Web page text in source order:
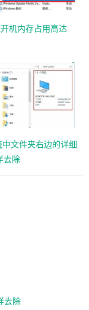
机内存占用高达
文件夹右边的详细
去除
去除